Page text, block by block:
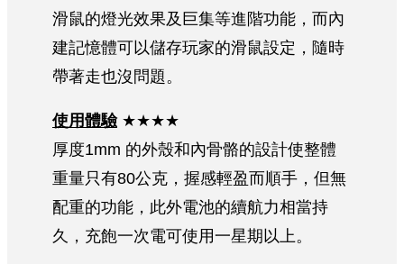
滑鼠的燈光效果及巨集等進階功能，而內
建記憶體可以儲存玩家的滑鼠設定，隨時
帶著走也沒問題。
使用體驗★★★★
厚度1mm 的外殼和內骨骼的設計使整體
重量只有80公克，握感輕盈而順手，但無
配重的功能，此外電池的續航力相當持
久，充飽一次電可使用一星期以上。